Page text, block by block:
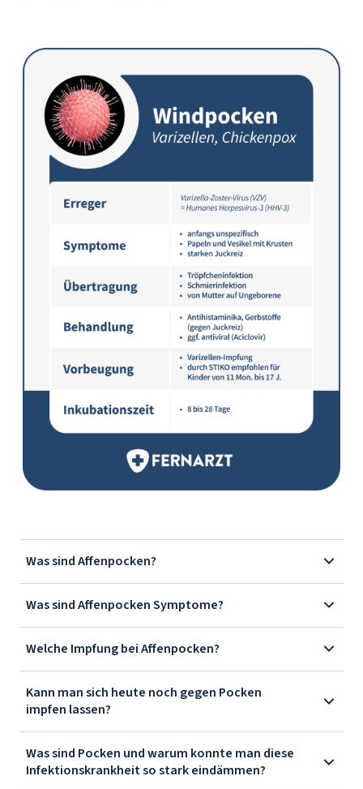
Was sind Affenpocken?
Was sind Affenpocken Symptome?
Welche Impfung bei Affenpocken?
Kann man sich heute noch gegen Pocken
impfen lassen?
Was sind Pocken und warum konnte man diese
Infektionskrankheit so stark eindämmen?